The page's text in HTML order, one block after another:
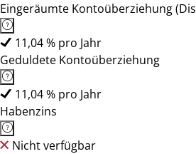
Eingeräumte Kontoüberziehung
11,04 % pro Jahr
Geduldete Kontoüberziehung
11,04 % pro Jahr
Habenzins
Nicht verfügbar